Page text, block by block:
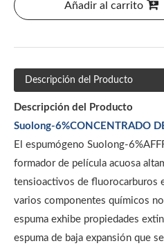
Añadir al carrito
Descripción del Producto
Descripción del Producto
Suolong-6%CONCENTRADO
El espumógeno Suolong-
formador de película acuosa
tensioactivos de fluorocarburos
varios componentes químicos
espuma exhibe propiedades
espuma de baja expansión que